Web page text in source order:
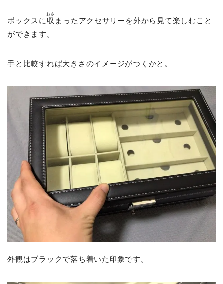
ボックスに収
おさ
まったアクセサリーを外から見て楽しむこと
ができます。
手と比較すれば大きさのイメージがつくかと。
外観はブラックで落ち着いた印象です。